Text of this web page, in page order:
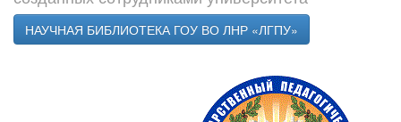
НАУЧНАЯ БИБЛИОТЕКА ГОУ ВО ЛНР «ЛГПУ»